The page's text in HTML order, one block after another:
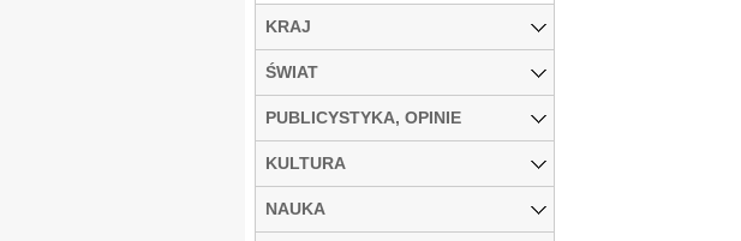
KRAJ
ŚWIAT
PUBLICYSTYKA, OPINIE
KULTURA
NAUKA